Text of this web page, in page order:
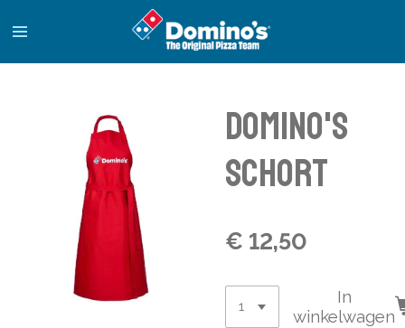
direct
Domino's
schort
€ 12,50
In
winkelwagen